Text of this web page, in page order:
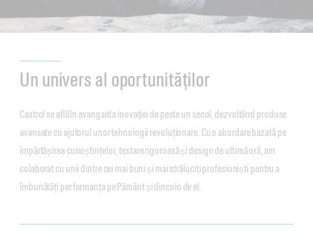
Un univers al oportunităților
Castrol se află în avangarda inovației de peste un secol, dezvoltând produse
avansate cu ajutorul unor tehnologii revoluționare. Cu o abordare bazată pe
împărtășirea cunoștințelor, testare riguroasă și design de ultimă oră, am
colaborat cu unii dintre cei mai buni și mai străluciți profesioniști pentru a
îmbunătăți performanța pe Pământ și dincolo de el.